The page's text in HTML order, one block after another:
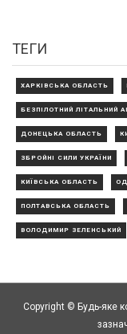
ТЕГИ
ХАРКІВСЬКА ОБЛАСТЬ
БЕЗПІЛОТНИЙ ЛІТАЛЬНИЙ
ДОНЕЦЬКА ОБЛАСТЬ
ЗБРОЙНІ СИЛИ УКРАЇНИ
КИЇВСЬКА ОБЛАСТЬ
ПОЛТАВСЬКА ОБЛАСТЬ
ВОЛОДИМИР ЗЕЛЕНСЬКИЙ
Copyright © Будь-яке